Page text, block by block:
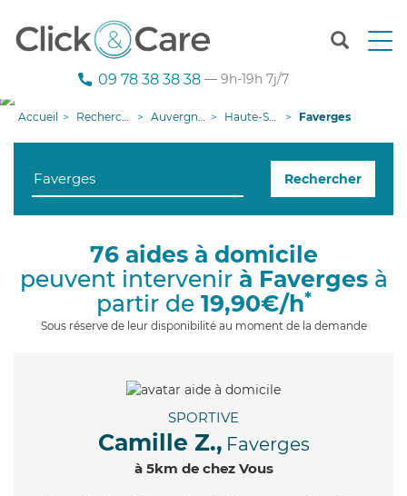
T
n
g
i
09 78 38 38 38 — 9h-19h 7j/7
Accueil Recherche aide à domicile Auvergne-Rhône-Alpes Haute-Savoie Faverges
Rechercher
76 aides à domicile
peuvent intervenir à Favergesà
partir de 19,90€/h*
Sous réserve de leur disponibilité au moment de la demande
SPORTIVE
Camille Z., Faverges
à 5km de chez Vous